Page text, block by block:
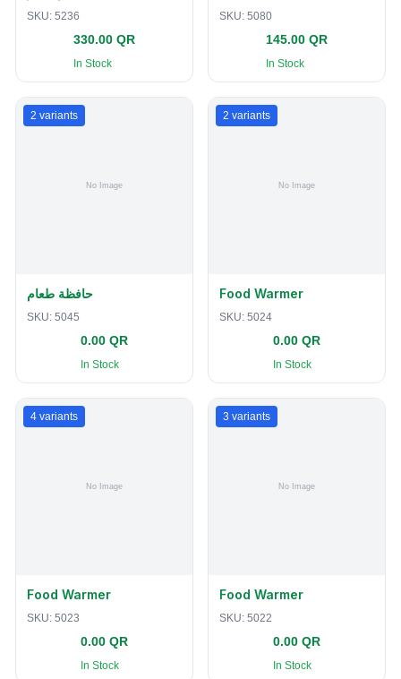
SKU: 5236
330.00 QR
In Stock
SKU: 5080
145.00 QR
In Stock
2 variants
حافظة طعام
SKU: 5045
0.00 QR
In Stock
2 variants
Food Warmer
SKU: 5024
0.00 QR
In Stock
4 variants
Food Warmer
SKU: 5023
0.00 QR
In Stock
3 variants
Food Warmer
SKU: 5022
0.00 QR
In Stock